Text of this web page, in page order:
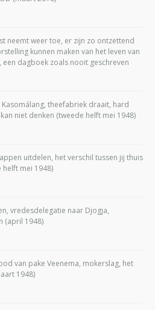
neemt weer toe, er zijn zo ontzettend
kunnen maken van het leven van
dagboek zoals nooit geschreven
theefabriek draait, hard
niet denken (tweede helft mei 1948)
uitdelen, het verschil tussen jij thuis
helft mei 1948)
vredesdelegatie naar Djogja,
(april 1948)
van pake Veenema, mokerslag, het
1948)